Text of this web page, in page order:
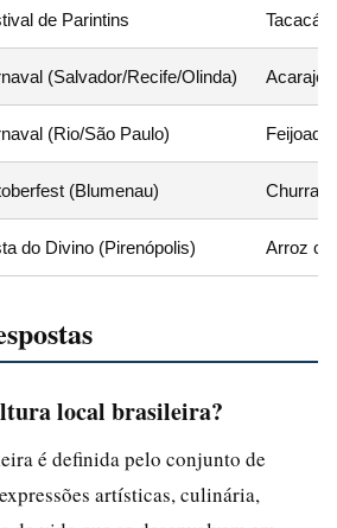
de Parintins Tacacá
(Salvador/Recife/Olinda) Acarajé
(Rio/São Paulo) Feijoada
(Blumenau)
do Divino (Pirenópolis) Arroz
local brasileira?
é definida pelo conjunto de
artísticas, culinária,